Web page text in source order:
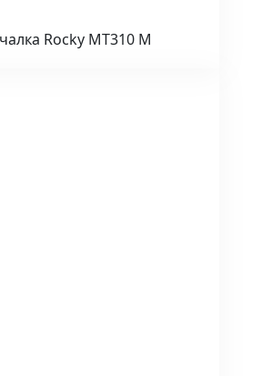
Rocky MT310 M